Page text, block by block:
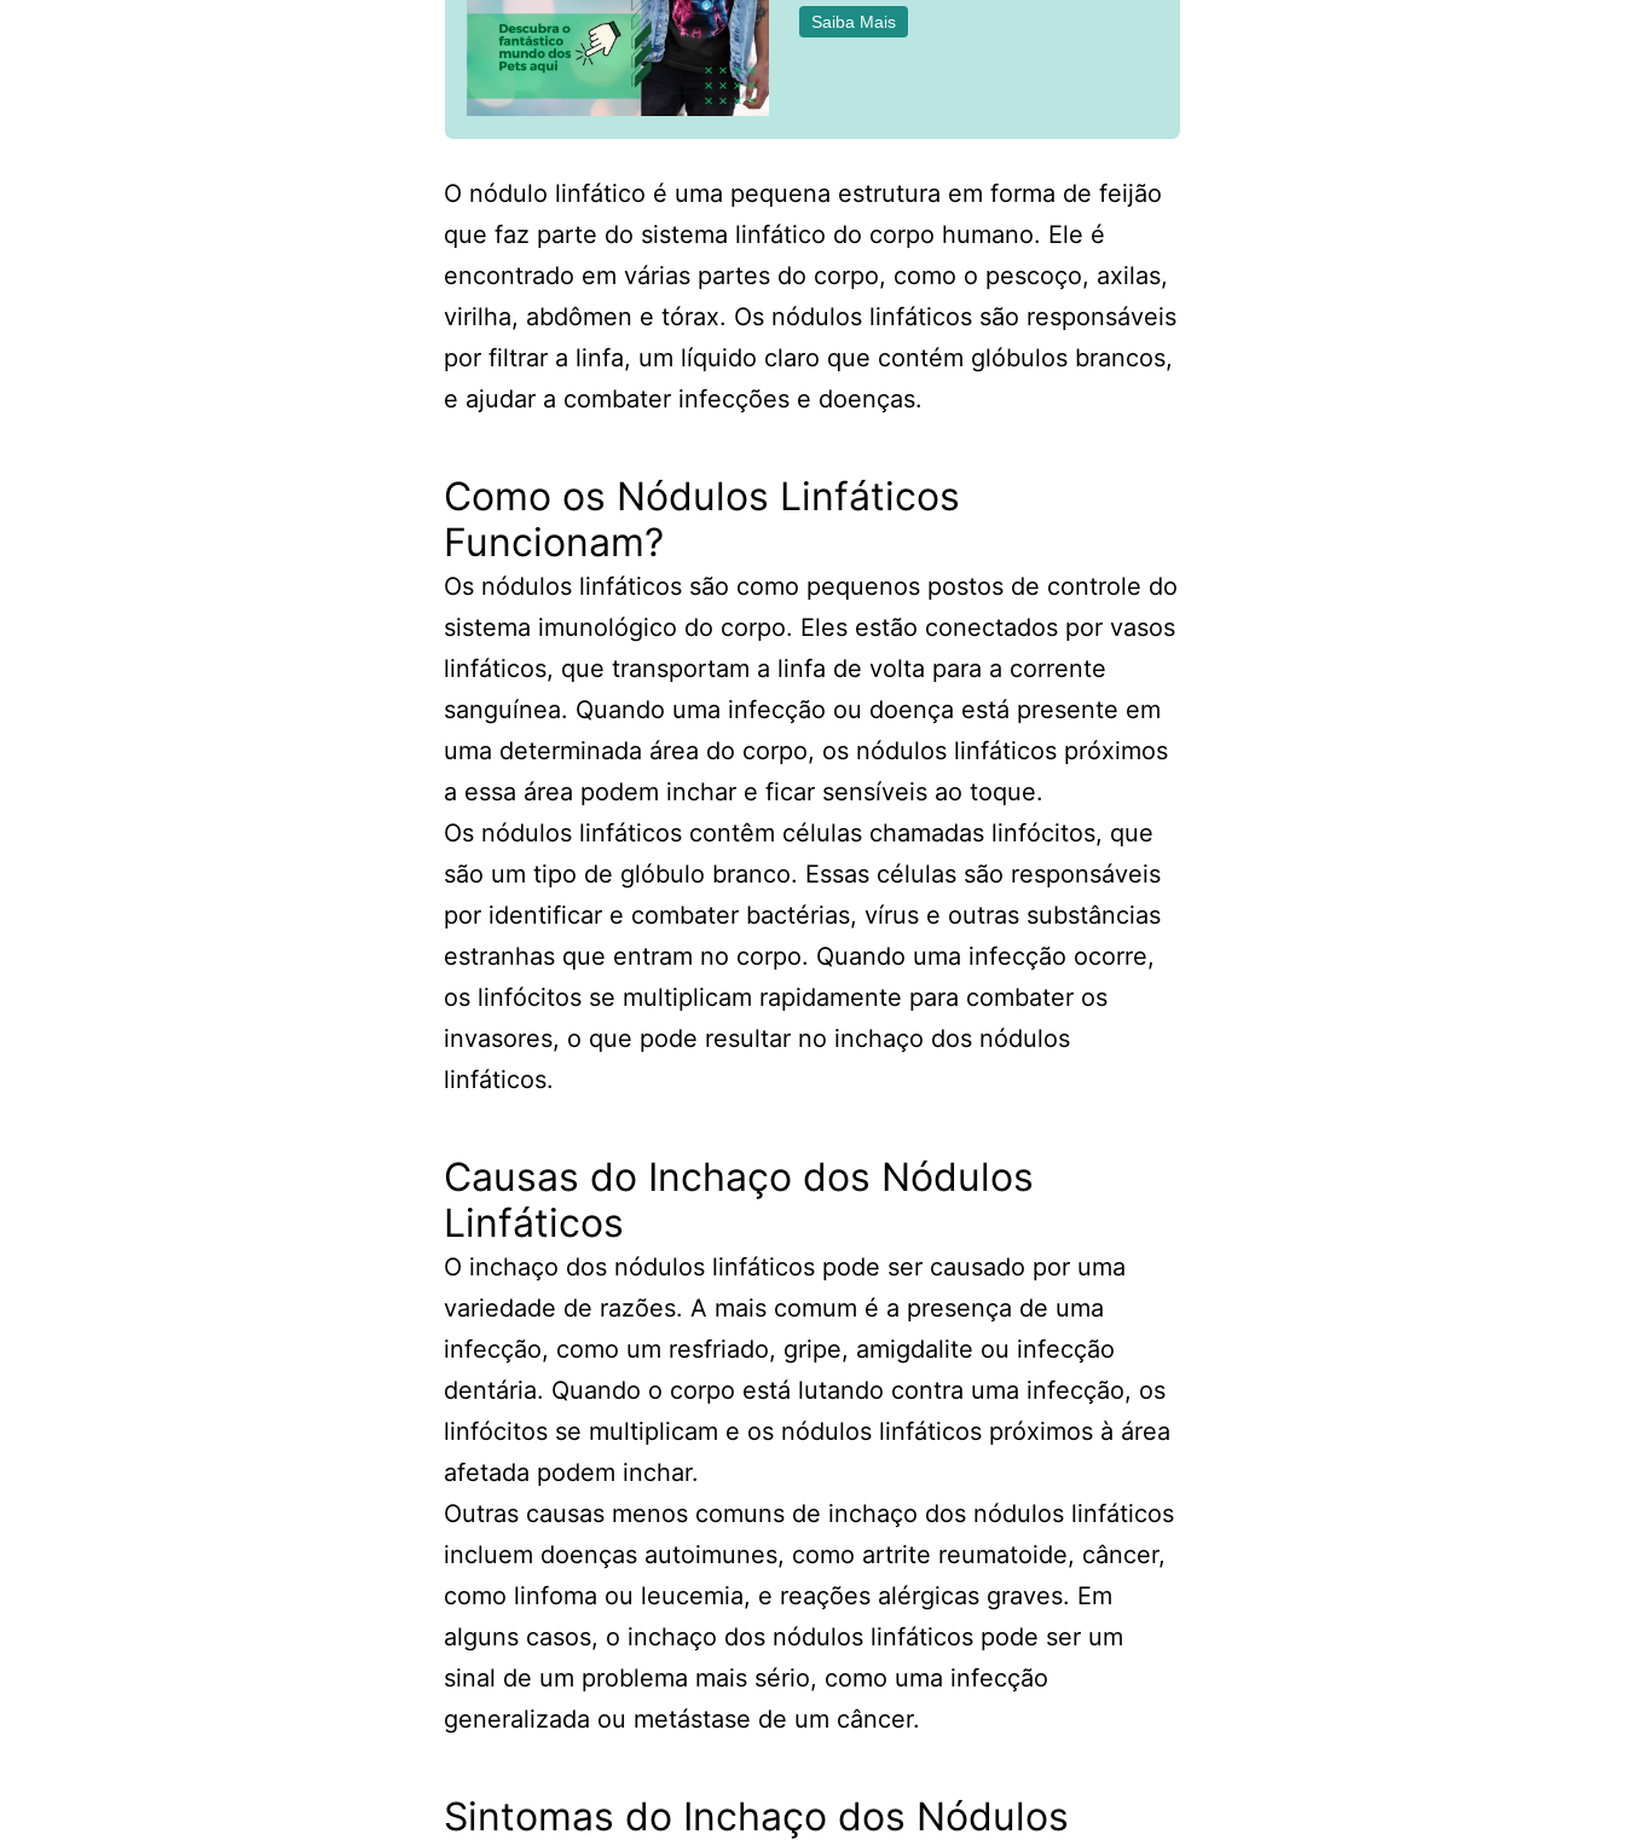
Saiba Mais
O nódulo linfático é uma pequena estrutura em forma de feijão
que faz parte do sistema linfático do corpo humano. Ele é
encontrado em várias partes do corpo, como o pescoço, axilas,
virilha, abdômen e tórax. Os nódulos linfáticos são responsáveis
por filtrar a linfa, um líquido claro que contém glóbulos brancos,
e ajudar a combater infecções e doenças.
Como os Nódulos Linfáticos
Funcionam?
Os nódulos linfáticos são como pequenos postos de controle do
sistema imunológico do corpo. Eles estão conectados por vasos
linfáticos, que transportam a linfa de volta para a corrente
sanguínea. Quando uma infecção ou doença está presente em
uma determinada área do corpo, os nódulos linfáticos próximos
a essa área podem inchar e ficar sensíveis ao toque.
Os nódulos linfáticos contêm células chamadas linfócitos, que
são um tipo de glóbulo branco. Essas células são responsáveis
por identificar e combater bactérias, vírus e outras substâncias
estranhas que entram no corpo. Quando uma infecção ocorre,
os linfócitos se multiplicam rapidamente para combater os
invasores, o que pode resultar no inchaço dos nódulos
linfáticos.
Causas do Inchaço dos Nódulos
Linfáticos
O inchaço dos nódulos linfáticos pode ser causado por uma
variedade de razões. A mais comum é a presença de uma
infecção, como um resfriado, gripe, amigdalite ou infecção
dentária. Quando o corpo está lutando contra uma infecção, os
linfócitos se multiplicam e os nódulos linfáticos próximos à área
afetada podem inchar.
Outras causas menos comuns de inchaço dos nódulos linfáticos
incluem doenças autoimunes, como artrite reumatoide, câncer,
como linfoma ou leucemia, e reações alérgicas graves. Em
alguns casos, o inchaço dos nódulos linfáticos pode ser um
sinal de um problema mais sério, como uma infecção
generalizada ou metástase de um câncer.
Sintomas do Inchaço dos Nódulos